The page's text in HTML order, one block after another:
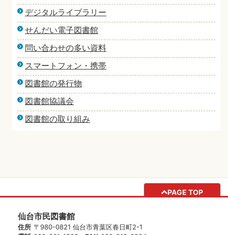
デジタルライブラリー
せんだい電子図書館
問い合わせの多い資料
スマートフォン・携帯
図書館の発行物
図書館協議会
図書館の取り組み
PAGE TOP
仙台市民図書館
住所 〒980-0821 仙台市青葉区春日町2-1